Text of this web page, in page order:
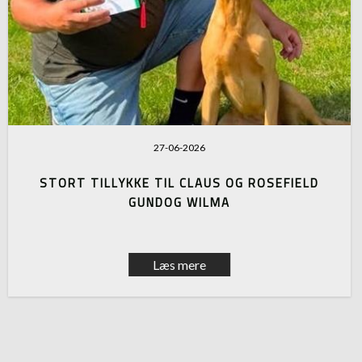
27-06-2026
STORT TILLYKKE TIL CLAUS OG ROSEFIELD
GUNDOG WILMA
Læs mere